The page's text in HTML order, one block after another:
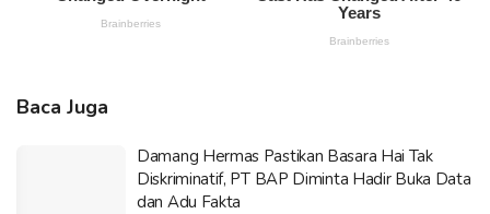
Baca Juga
Damang Hermas Pastikan Basara Hai Tak
Diskriminatif, PT BAP Diminta Hadir Buka Data
dan Adu Fakta